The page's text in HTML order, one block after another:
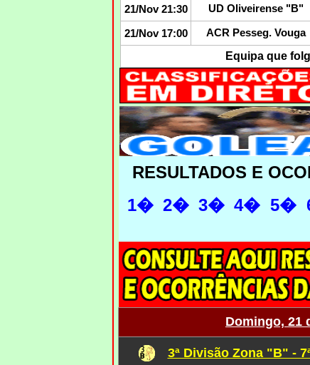
21/Nov 21:30 UD Oliveirense "B"
21/Nov 17:00 ACR Pesseg. Vouga
Equipa que
RESULTADOS E
1� 2� 3� 4� 5�
Domingo, 21
3ª Divisão Zona "B" -